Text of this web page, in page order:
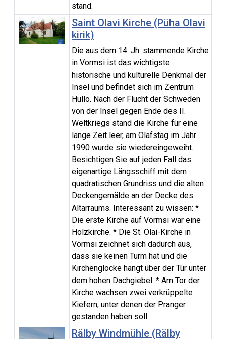
stand.
Saint Olavi Kirche (Püha Olavi
kirik)
Die aus dem 14. Jh. stammende Kirche
in Vormsi ist das wichtigste
historische und kulturelle Denkmal der
Insel und befindet sich im Zentrum
Hullo. Nach der Flucht der Schweden
von der Insel gegen Ende des II.
Weltkriegs stand die Kirche für eine
lange Zeit leer, am Olafstag im Jahr
1990 wurde sie wiedereingeweiht.
Besichtigen Sie auf jeden Fall das
eigenartige Längsschiff mit dem
quadratischen Grundriss und die alten
Deckengemälde an der Decke des
Altarraums. Interessant zu wissen: *
Die erste Kirche auf Vormsi war eine
Holzkirche. * Die St. Olai-Kirche in
Vormsi zeichnet sich dadurch aus,
dass sie keinen Turm hat und die
Kirchenglocke hängt über der Tür unter
dem hohen Dachgiebel. * Am Tor der
Kirche wachsen zwei verkrüppelte
Kiefern, unter denen der Pranger
gestanden haben soll.
Rälby Windmühle (Rälby